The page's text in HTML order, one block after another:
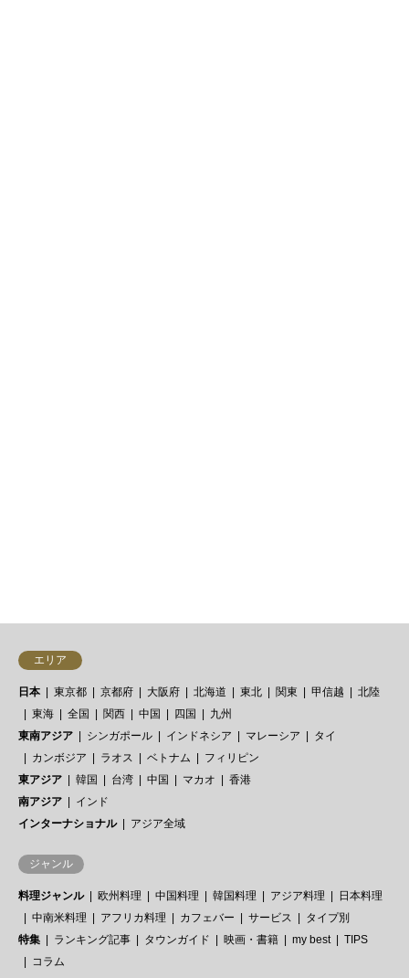
エリア
日本 東京都 京都府 大阪府 北海道 東北 関東 甲信越
北陸
東海
全国 関西 中国 四国
九州
東南アジア
シンガポール インドネシア マレーシア
タイ
カンボジア
ラオス ベトナム
フィリピン
東アジア
韓国 台湾 中国 マカオ
香港
南アジア
インド
インターナショナル
アジア全域
ジャンル
料理ジャンル 欧州料理 中国料理 韓国料理 アジア料理
日本料理
中南米料理
アフリカ料理 カフェバー サービス
タイプ別
特集
ランキング記事 タウンガイド 映画・書籍 my best
TIPS
コラム